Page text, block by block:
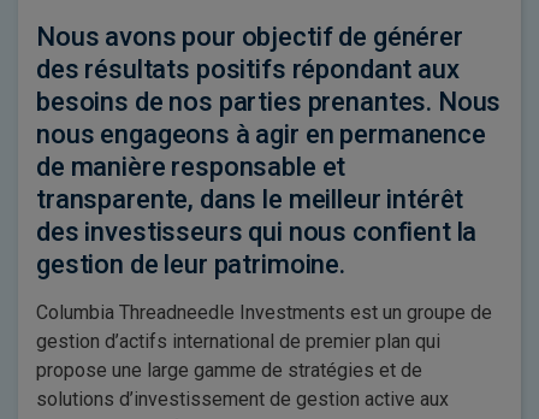
Nous avons pour objectif de générer
des résultats positifs répondant aux
besoins de nos parties prenantes. Nous
nous engageons à agir en permanence
de manière responsable et
transparente, dans le meilleur intérêt
des investisseurs qui nous confient la
gestion de leur patrimoine.
Columbia Threadneedle Investments est un groupe de
gestion d’actifs international de premier plan qui
propose une large gamme de stratégies et de
solutions d’investissement de gestion active aux